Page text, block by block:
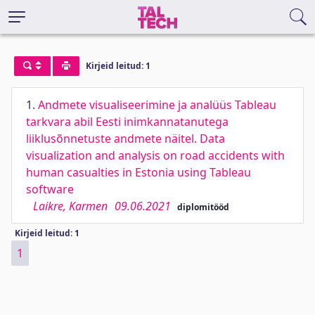
Kirjeid leitud: 1
1. Andmete visualiseerimine ja analüüs Tableau
tarkvara abil Eesti inimkannatanutega
liiklusõnnetuste andmete näitel. Data
visualization and analysis on road accidents with
human casualties in Estonia using Tableau
software
Laikre, Karmen 09.06.2021 diplomitööd
Kirjeid leitud: 1
1